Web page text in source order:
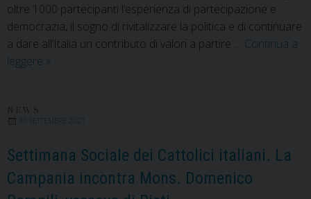
oltre 1000 partecipanti l’esperienza di partecipazione e
democrazia, il sogno di rivitalizzare la politica e di continuare
a dare all’Italia un contributo di valori a partire … Continua a
leggere Dalla
testimonianze
dei
»
30 SETTEMBRE 2021
Settimana Sociale dei Cattolici italiani. La
Campania incontra Mons. Domenico